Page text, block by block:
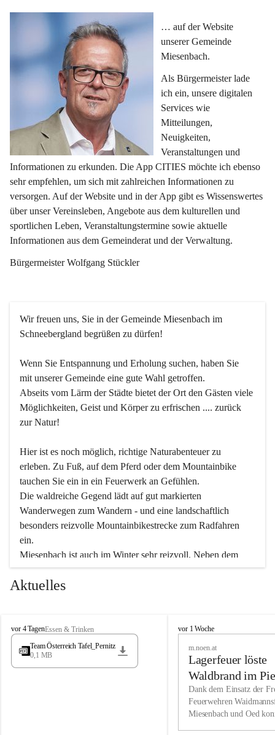
… auf der Website
unserer Gemeinde
Miesenbach.
Als Bürgermeister lade
ich ein, unsere digitalen
Services wie
Mitteilungen,
Neuigkeiten,
Veranstaltungen und
Informationen zu erkunden. Die App CITIES möchte ich ebenso
sehr empfehlen, um sich mit zahlreichen Informationen zu
versorgen. Auf der Website und in der App gibt es Wissenswertes
über unser Vereinsleben, Angebote aus dem kulturellen und
sportlichen Leben, Veranstaltungstermine sowie aktuelle
Informationen aus dem Gemeinderat und der Verwaltung.
Bürgermeister Wolfgang Stückler
Wir freuen uns, Sie in der Gemeinde Miesenbach im
Schneebergland begrüßen zu dürfen!
Wenn Sie Entspannung und Erholung suchen, haben Sie
mit unserer Gemeinde eine gute Wahl getroffen.
Abseits vom Lärm der Städte bietet der Ort den Gästen viele
Möglichkeiten, Geist und Körper zu erfrischen .... zurück
zur Natur!
Hier ist es noch möglich, richtige Naturabenteuer zu
erleben. Zu Fuß, auf dem Pferd oder dem Mountainbike
tauchen Sie ein in ein Feuerwerk an Gefühlen.
Die waldreiche Gegend lädt auf gut markierten
Wanderwegen zum Wandern - und eine landschaftlich
besonders reizvolle Mountainbikestrecke zum Radfahren
ein.
Miesenbach ist auch im Winter sehr reizvoll. Neben dem
Eisstockschießen gibt es auf dem nahe gelegenen Unterberg
wunderschöne Naturschneepisten, die zum Schifahren oder
vielfältige Angebot unserer Kulturvereine.
Überzeugen Sie sich selbst, dass Sie in Miesenbach sowie
in den Beherbergungsbetrieben, Gaststätten und urigen
Wir kennen Miesenbach als lebens- und liebenswerten Ort.
Tradition und Innovation werden ebenso groß geschrieben
Aktuelles
M
i
s
vor 4 TagenEssen & Trinken
Team Österreich Tafel_Pernitz
0,1 MB
M
h
vor 1 Woche
m.noen.at
Lagerfeuer löste
Waldbrand im
aus
Dank dem Einsatz der
Feuerwehren
Miesenbach und Oed